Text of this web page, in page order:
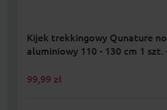
Kijek trekkingowy Qunature
aluminiowy 110 - 130 cm 1
99,99 zł